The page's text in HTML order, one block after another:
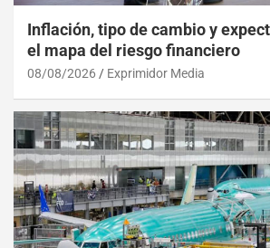
Inflación, tipo de cambio y
el mapa del riesgo financiero
08/08/2026 Exprimidor Media